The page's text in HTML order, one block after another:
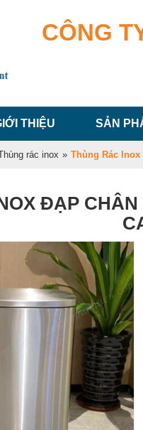
CÔNG
THIỆU SẢN
rác inox » Thùng Rác Inox
ĐẠP